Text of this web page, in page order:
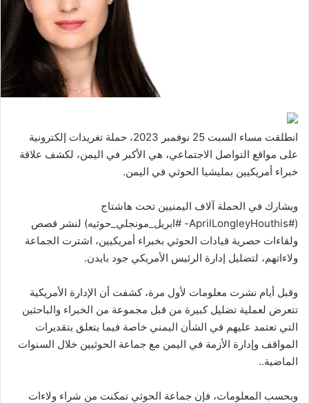
انطلقت مساء السبت 25 نوفمبر 2023، حملة تغريدات إلكترونية
على مواقع التواصل الاجتماعي، هي الأكبر في اليمن، لكشف علاقة
خبراء أمريكيين بمليشيا الحوثي في اليمن.
ويشارك في الحملة آلاف اليمنيين تحت هاشتاج
(#AprilLongleyHouthis- #ابريل_مونجلي_حوثيه) لنشر قصص
ولقاءات حصرية قيادات الحوثي بخبراء أمريكيين، اشترت الجماعة
ولاءاتهم، لتضليل إدارة الرئيس الأمريكي جود بايدن.
وقبل أيام نشرت معلومات لأول مرة، كشفت أن الإدارة الأمريكية
تتعرض لعملية تضليل كبيرة من قبل مجموعة من الخبراء والباحثين
التي تعتمد عليهم في الشأن اليمني خاصة فيما يتعلق بتقديرات
المواقف وإدارة الأزمة في اليمن مع جماعة الحوثيين خلال السنوات
الماضية..
وبحسب المعلومات، فإن جماعة الحوثي تمكنت من شراء ولاءات